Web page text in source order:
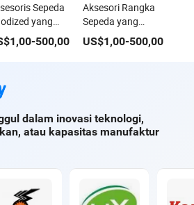
Sepeda
yang
CNC
untuk OEM
1,00-500,00
Aksesori Rangka
Sepeda yang
Dikerjakan dengan
CNC Presisi untuk
US$1,00-500,00
dalam inovasi teknologi,
atau kapasitas manufaktur